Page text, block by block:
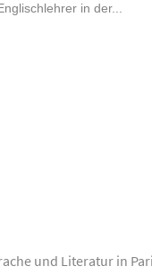
in der...
und Literatur in